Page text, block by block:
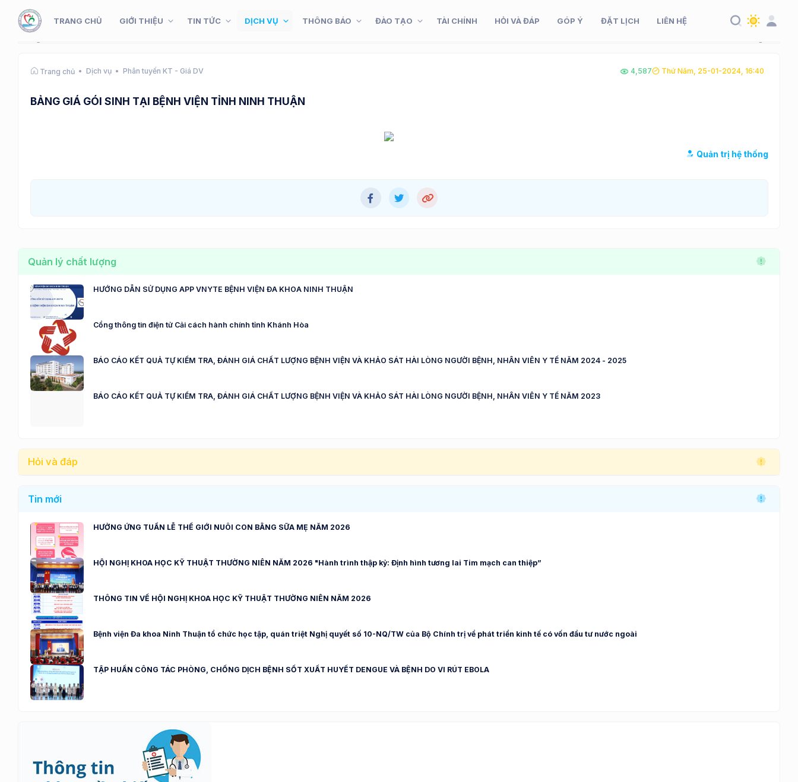
TRANG CHỦ GIỚI THIỆU TIN TỨC DỊCH VỤ THÔNG BÁO ĐÀO TẠO TÀI CHÍNH HỎI VÀ ĐÁP GÓP Ý ĐẶT LỊCH LIÊN HỆ
Trang chủ Dịch vụ Phân tuyến KT - Giá DV 4,587 Thứ Năm, 25-01-2024, 16:40
BẢNG GIÁ GÓI SINH TẠI BỆNH VIỆN TỈNH NINH THUẬN
Quản trị hệ thống
Quản lý chất lượng
HƯỚNG DẪN SỬ DỤNG APP VNYTE BỆNH VIỆN ĐA KHOA NINH THUẬN
Cổng thông tin điện tử Cải cách hành chính tỉnh Khánh Hòa
BÁO CÁO KẾT QUẢ TỰ KIỂM TRA, ĐÁNH GIÁ CHẤT LƯỢNG BỆNH VIỆN VÀ KHẢO SÁT HÀI LÒNG NGƯỜI BỆNH, NHÂN VIÊN Y TẾ NĂM 2024 - 2025
BÁO CÁO KẾT QUẢ TỰ KIỂM TRA, ĐÁNH GIÁ CHẤT LƯỢNG BỆNH VIỆN VÀ KHẢO SÁT HÀI LÒNG NGƯỜI BỆNH, NHÂN VIÊN Y TẾ NĂM 2023
Hỏi và đáp
Tin mới
HƯỞNG ỨNG TUẦN LỄ THẾ GIỚI NUÔI CON BẰNG SỮA MẸ NĂM 2026
HỘI NGHỊ KHOA HỌC KỸ THUẬT THƯỜNG NIÊN NĂM 2026 "Hành trình thập kỷ: Định hình tương lai Tim mạch can thiệp”
THÔNG TIN VỀ HỘI NGHỊ KHOA HỌC KỸ THUẬT THƯỜNG NIÊN NĂM 2026
Bệnh viện Đa khoa Ninh Thuận tổ chức học tập, quán triệt Nghị quyết số 10-NQ/TW của Bộ Chính trị về phát triển kinh tế có vốn đầu tư nước ngoài
TẬP HUẤN CÔNG TÁC PHÒNG, CHỐNG DỊCH BỆNH SỐT XUẤT HUYẾT DENGUE VÀ BỆNH DO VI RÚT EBOLA